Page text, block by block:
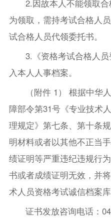
2.因故本人不能领取
为领取，需持考试合格人
试合格人员代领委托书。
3.《资格考试合格人
入本人人事档案。
（附件 1） 根据中华
障部令第31号《专业技术
理规定》第七条、第十条
明材料或者以其他不正当
绩证明等严重违纪违规行
书或者成绩证明无效，并
术人员资格考试诚信档案
证书发放咨询电话：